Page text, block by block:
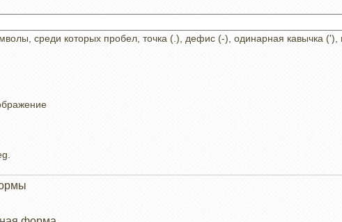
среди которых пробел, точка (.), дефис (-), одинарная кавычка ('),